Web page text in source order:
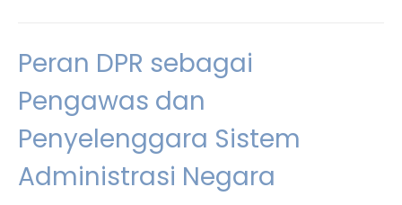
Peran DPR sebagai
Pengawas dan
Penyelenggara Sistem
Administrasi Negara